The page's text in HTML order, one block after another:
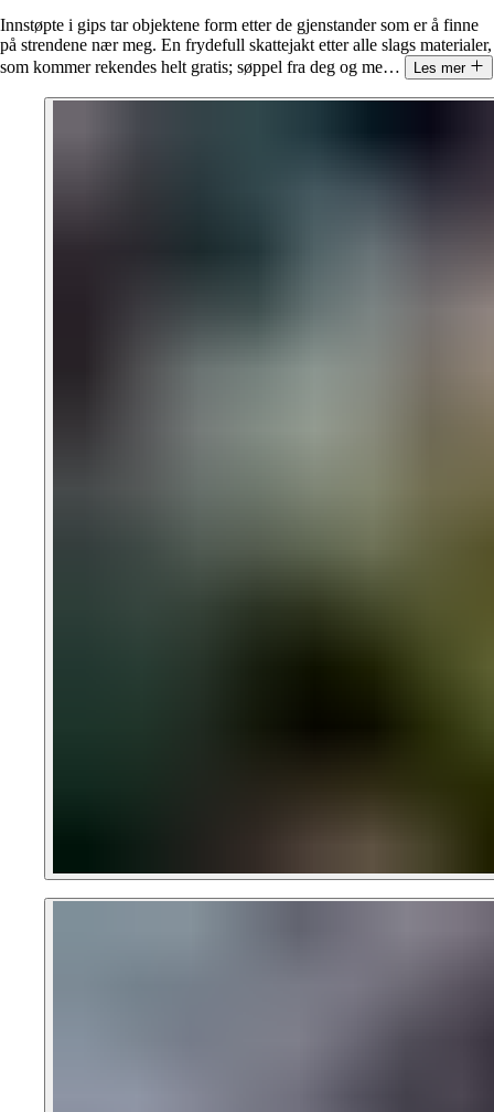
Innstøpte i gips tar objektene form etter de gjenstander som er å finne
på strendene nær meg. En frydefull skattejakt etter alle slags materialer,
som kommer rekendes helt gratis; søppel fra deg og me… Les mer